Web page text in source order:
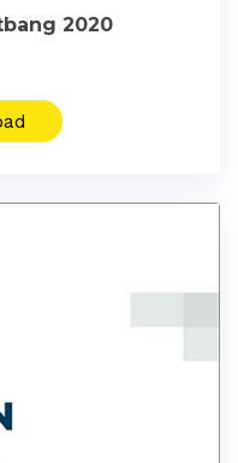
2020